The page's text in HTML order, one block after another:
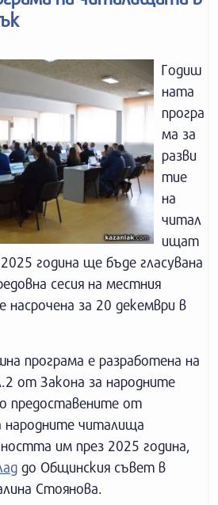
Годиш
ната
програ
ма за
разви
тие
на
читал
ищат
година ще бъде гласувана
сесия на местния
за 20 декември в
програма е разработена на
от Закона за народните
предоставените от
народните читалища
им през 2025 година,
до Общинския съвет в
Стоянова.